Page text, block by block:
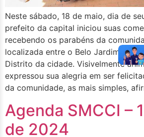
Neste sábado, 18 de maio, dia de
prefeito da capital iniciou suas
recebendo os parabéns da
localizada entre o Belo Jardim 1 e 2,
Distrito da cidade. Visivelmente
expressou sua alegria em ser
da comunidade, as mais simples,
Agenda SMCCI –
de 2024